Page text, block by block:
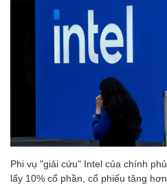
Phi vụ "giải cứu" Intel của chính
lấy 10% cổ phần, cổ phiếu tăng